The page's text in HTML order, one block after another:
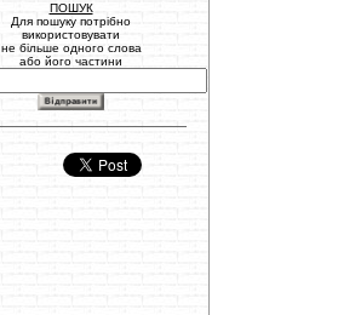
ПОШУК
Для пошуку потрібно
використовувати
не більше одного слова
або його частини